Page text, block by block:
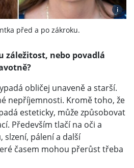
i
před a po zákroku.
záležitost, nebo povadlá
obličej unaveně a starší.
nepříjemnosti. Kromě toho, že
esteticky, může způsobovat
Především tlačí na oči a
slzení, pálení a další
časem mohou přerůst třeba